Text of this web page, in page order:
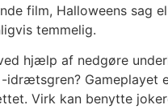
film, Halloweens sag
temmelig.
hjælp af nedgøre
Gameplayet
Virk kan benytte